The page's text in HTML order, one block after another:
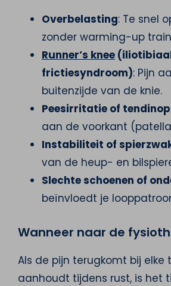
Overbelasting: Te snel
zonder warming-up
Runner’s knee
frictiesyndroom): Pijn
buitenzijde van de knie.
Peesirritatie of
aan de voorkant
Instabiliteit of
van de heup- en
Slechte schoenen of
beïnvloedt je
Wanneer naar de
Als de pijn terugkomt bij elke
aanhoudt tijdens rust, is het